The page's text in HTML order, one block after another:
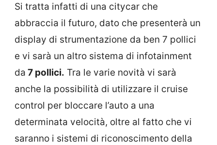
Si tratta infatti di una citycar che
abbraccia il futuro, dato che presenterà un
display di strumentazione da ben 7 pollici
e vi sarà un altro sistema di infotainment
da 7 pollici. Tra le varie novità vi sarà
anche la possibilità di utilizzare il cruise
control per bloccare l’auto a una
determinata velocità, oltre al fatto che vi
saranno i sistemi di riconoscimento della